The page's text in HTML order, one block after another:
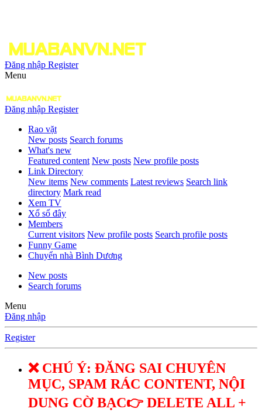
Đăng nhập Register
Menu
Đăng nhập Register
Rao vặt
New posts Search forums
What's new
Featured content New posts New profile posts
Link Directory
New items New comments Latest reviews Search link
directory Mark read
Xem TV
Xổ số đây
Members
Current visitors New profile posts Search profile posts
Funny Game
Chuyển nhà Bình Dương
New posts
Search forums
Menu
Đăng nhập
Register
❌ CHÚ Ý: ĐĂNG SAI CHUYÊN
MỤC, SPAM RÁC CONTENT, NỘI
DUNG CỜ BẠC👉 DELETE ALL +